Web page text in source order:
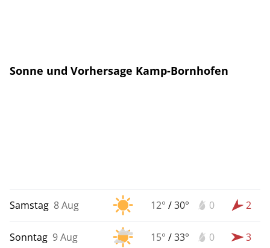
Sonne und Vorhersage Kamp-Bornhofen
Samstag 8 Aug 12° /30° 0 2
Sonntag 9 Aug 15° /33° 0 3